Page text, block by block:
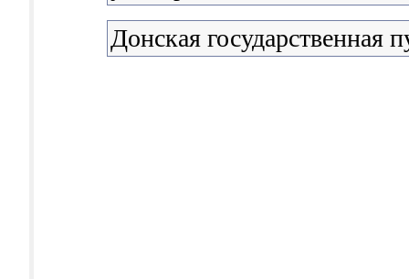
Донская государственная